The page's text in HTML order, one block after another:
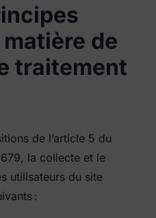
de
traitement
de l’article 5 du
la collecte et le
utilisateurs du site
: